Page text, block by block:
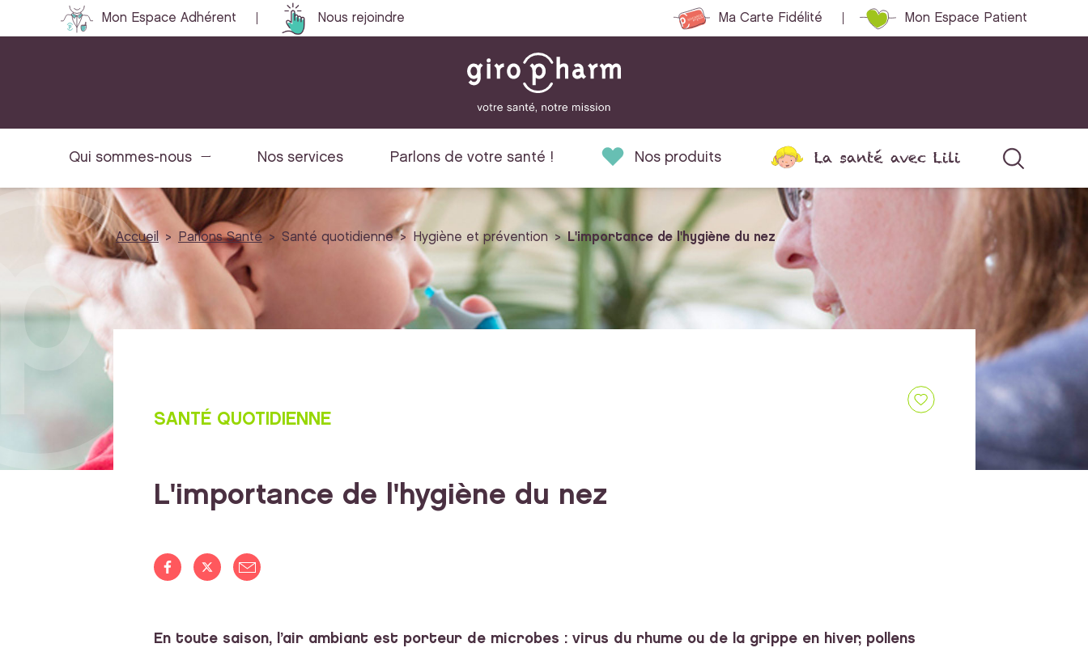
Mon Espace Adhérent Nous rejoindre Ma Carte Fidélité Mon Espace Patient
Qui sommes-nous Nos services Parlons de votre santé ! Nos produits La santé avec Lili
Accueil Parlons Santé Santé quotidienne Hygiène et prévention L'importance de l'hygiène du nez
SANTÉ QUOTIDIENNE
L'importance de l'hygiène du nez
En toute saison, l’air ambiant est porteur de microbes : virus du rhume ou de la grippe en hiver, pollens